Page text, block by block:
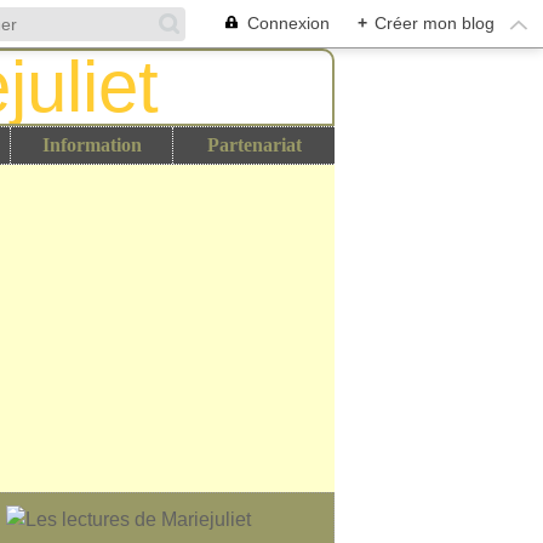
Connexion + Créer mon blog
Information Partenariat